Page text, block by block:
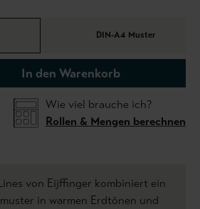
DIN-A4 Muster
In den Warenkorb
Wie viel brauche ich?
Rollen & Mengen berechnen
von Eijffinger kombiniert ein
in warmen Erdtönen und